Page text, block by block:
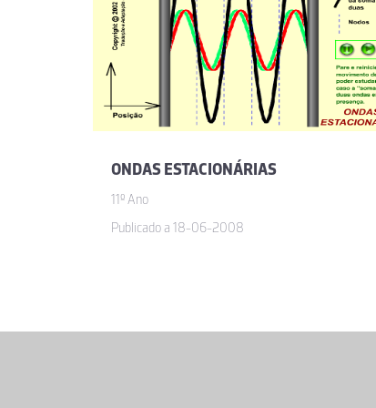
ONDAS ESTACIONÁRIAS
11º Ano
Publicado a 18-06-2008